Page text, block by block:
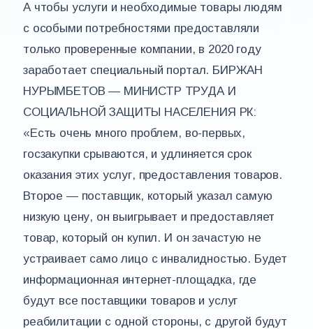
А чтобы услуги и необходимые товары людям
с особыми потребностями предоставляли
только проверенные компании, в 2020 году
заработает специальный портал. БИРЖАН
НУРЫМБЕТОВ — МИНИСТР ТРУДА И
СОЦИАЛЬНОЙ ЗАЩИТЫ НАСЕЛЕНИЯ РК:
«Есть очень много проблем, во-первых,
госзакупки срываются, и удлиняется срок
оказания этих услуг, предоставления товаров.
Второе — поставщик, который указал самую
низкую цену, он выигрывает и предоставляет
товар, который он купил. И он зачастую не
устраивает само лицо с инвалидностью. Будет
информационная интернет-площадка, где
будут все поставщики товаров и услуг
реабилитации с одной стороны, с другой будут